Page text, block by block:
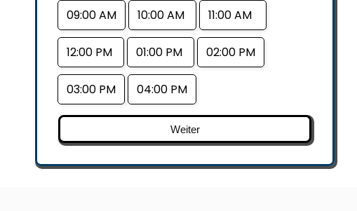
09:00 AM
10:00 AM 11:00 AM
12:00 PM 01:00 PM 02:00 PM
03:00 PM 04:00 PM
Weiter